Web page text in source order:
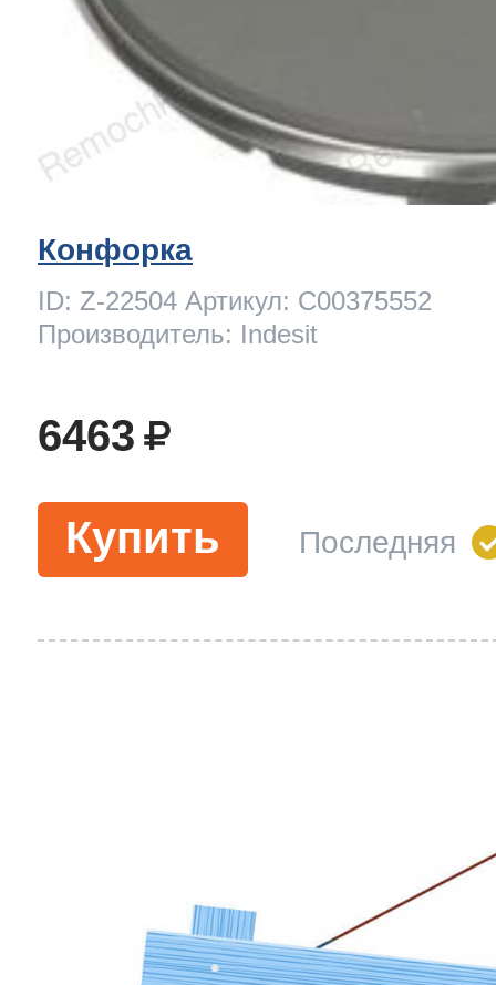
Конфорка
ID: Z-22504 Артикул: C00375552
Производитель: Indesit
6463
Купить Последняя